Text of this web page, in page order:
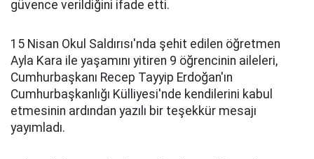
güvence verildiğini ifade etti.
15 Nisan Okul Saldırısı'nda şehit edilen öğretmen
Ayla Kara ile yaşamını yitiren 9 öğrencinin aileleri,
Cumhurbaşkanı Recep Tayyip Erdoğan'ın
Cumhurbaşkanlığı Külliyesi'nde kendilerini kabul
etmesinin ardından yazılı bir teşekkür mesajı
yayımladı.